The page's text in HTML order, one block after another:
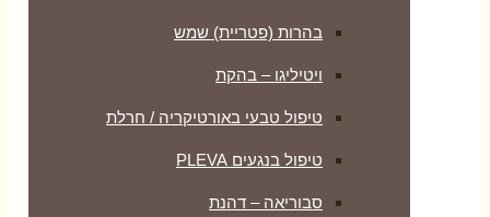
בהרות (פטריית) שמש
ויטיליגו – בהקת
טיפול טבעי באורטיקריה / חרלת
טיפול בנגעים PLEVA
סבוריאה – דהנת